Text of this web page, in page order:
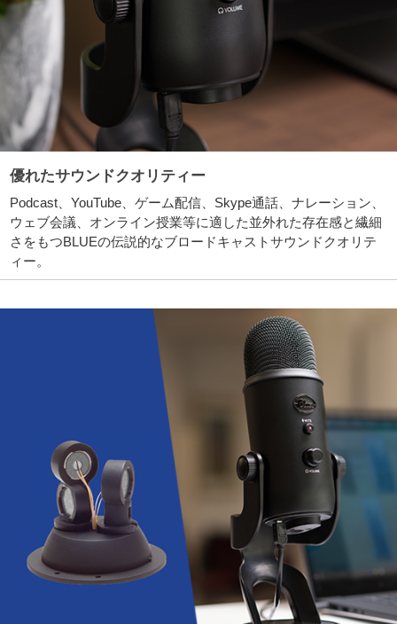
優れたサウンドクオリティー
Podcast、YouTube、ゲーム配信、Skype通話、ナレーション、
ウェブ会議、オンライン授業等に適した並外れた存在感と繊細
さをもつBLUEの伝説的なブロードキャストサウンドクオリテ
ィー。